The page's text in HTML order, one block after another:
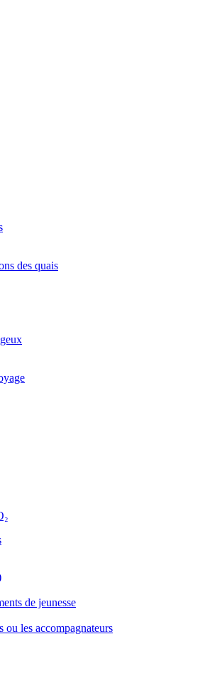
des quais
de jeunesse
ou les accompagnateurs